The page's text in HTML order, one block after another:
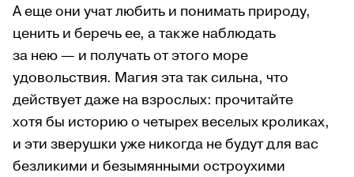
А еще они учат любить и понимать природу,
ценить и беречь ее, а также наблюдать
за нею — и получать от этого море
удовольствия. Магия эта так сильна, что
действует даже на взрослых: прочитайте
хотя бы историю о четырех веселых кроликах,
и эти зверушки уже никогда не будут для вас
безликими и безымянными остроухими